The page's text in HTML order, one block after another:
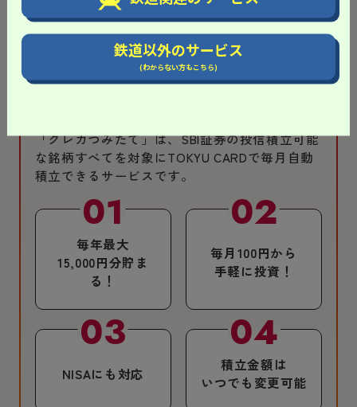
※TOKYU POINTの有効期限は、加算日から最長3年間になります。
「クレカつみたて」は、SBI証券の投信積立可能
な銘柄すべてを対象にTOKYU CARDで毎月自動
積立できるサービスです。
毎年最大
15,000円分貯ま
る！
毎月100円から
手軽に投資！
NISAにも対応
積立金額は
いつでも変更可能
鉄道以外のサービス
(わからない方もこちら)